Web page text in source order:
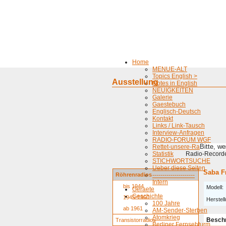
Home
MENUE-ALT
Topics English >
Notes in English
NEUIGKEITEN
Galerie
Gaestebuch
Englisch-Deutsch
Kontakt
Links / Link-Tausch
Interview-Anfragen
RADIO-FORUM WGF
Rettet-unsere-Radios
Statistik
STICHWORTSUCHE
Ueber diese Seiten
---------------------
Intern
Geraete
Geschichte
100 Jahre
AM-Sender-Sterben
Atomkrieg
Berliner Fernsehturm
Ausstellung
Bitte,
Radio-
Röhrenradios
bis 1944
1945-1960
ab 1961
Transistorradios
Saba
Modell: